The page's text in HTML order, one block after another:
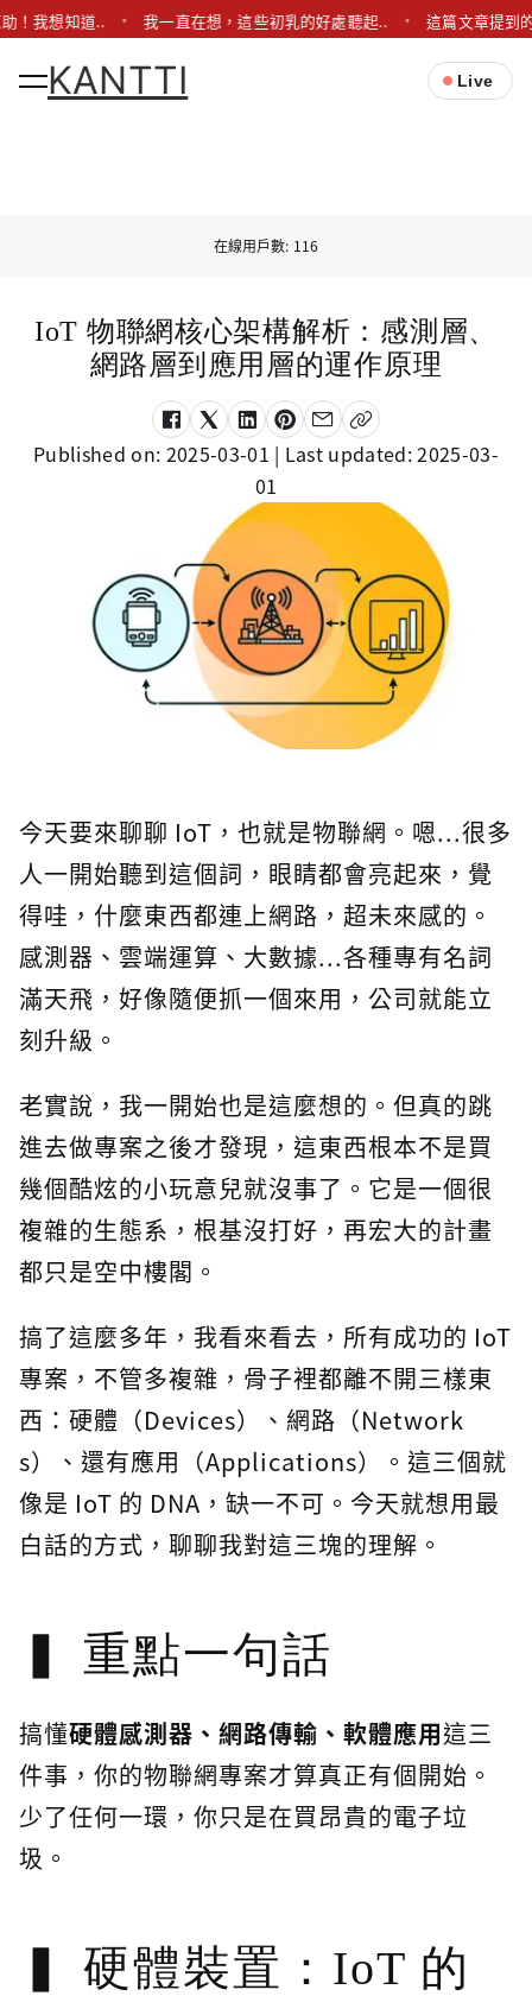
！我想知道.. 我一直在想，這些初乳的好處聽起.. 這篇文章提到
KANTTI Live
在線用戶數: 116
IoT 物聯網核心架構解析：感測層、
網路層到應用層的運作原理
Published on: 2025-03-01 | Last updated:2025-03-
01
今天要來聊聊 IoT，也就是物聯網。嗯...很多
人一開始聽到這個詞，眼睛都會亮起來，覺
得哇，什麼東西都連上網路，超未來感的。
感測器、雲端運算、大數據...各種專有名詞
滿天飛，好像隨便抓一個來用，公司就能立
刻升級。
老實說，我一開始也是這麼想的。但真的跳
進去做專案之後才發現，這東西根本不是買
幾個酷炫的小玩意兒就沒事了。它是一個很
複雜的生態系，根基沒打好，再宏大的計畫
都只是空中樓閣。
搞了這麼多年，我看來看去，所有成功的 IoT
專案，不管多複雜，骨子裡都離不開三樣東
西：硬體（Devices）、網路（Network
s）、還有應用（Applications）。這三個就
像是 IoT 的 DNA，缺一不可。今天就想用最
白話的方式，聊聊我對這三塊的理解。
重點一句話
搞懂硬體感測器、網路傳輸、軟體應用這三
件事，你的物聯網專案才算真正有個開始。
少了任何一環，你只是在買昂貴的電子垃
圾。
硬體裝置：IoT 的